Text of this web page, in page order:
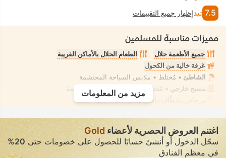
7.5 جيدإظهار جميع التقييمات
مميزات مناسبة للمسلمين
جميع الأطعمة حلال
الطعام الحلال بالأماكن القريبة
غرفة خالية من الكحول
الشاطئ • مُختلط • ملابس السباحة المحتشمة
مسبح خارجي • مُختلط • ملابس السباحة المحتشمة
مرحاض بشطّاف داخلي مدمج
• في جميع الغرف
مزيد من المعلومات
اغتنم العروض الحصرية لأعضاء Gold
سجّل الدخول أو أنشئ حسابًا للحصول على خصومات حتى20%
في معظم الفنادق